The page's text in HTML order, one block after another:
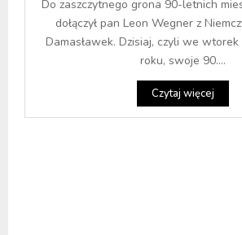
Do zaszczytnego grona 90-letnich
dołączył pan Leon Wegner z
Damasławek. Dzisiaj, czyli we
roku, swoje 90....
Czytaj więcej